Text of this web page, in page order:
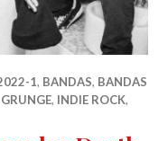
1, BANDAS, BANDAS
GRUNGE, INDIE ROCK,